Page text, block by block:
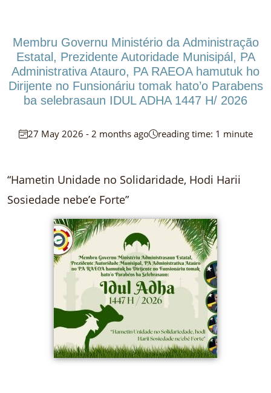
Membru Governu Ministério da Administração
Estatal, Prezidente Autoridade Munisipál, PA
Administrativa Atauro, PA RAEOA hamutuk ho
Dirijente no Funsionáriu tomak hato’o Parabens
ba selebrasaun IDUL ADHA 1447 H/ 2026
27 May 2026 - 2 months ago reading time: 1 minute
“Hametin Unidade no Solidaridade, Hodi Harii
Sosiedade nebe’e Forte”